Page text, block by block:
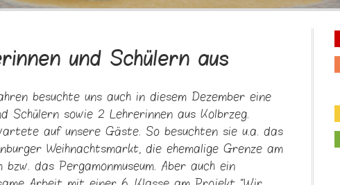
und Schülern aus
besuchte uns auch in diesem Dezember eine
Schülern sowie 2 Lehrerinnen aus Kolbrzeg.
auf unsere Gäste. So besuchten sie u.a. das
Weihnachtsmarkt, die ehemalige Grenze am
bzw. das Pergamonmuseum. Aber auch ein